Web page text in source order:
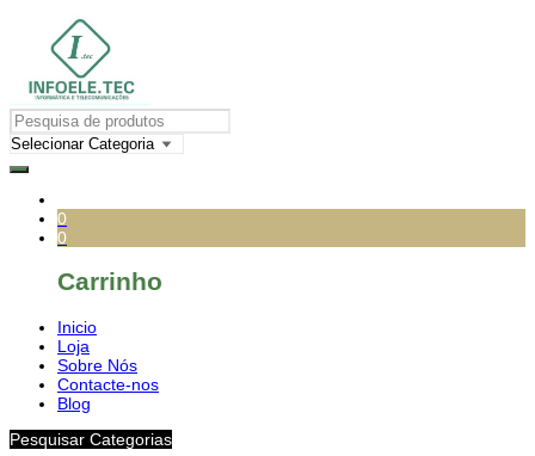
0
0
Carrinho
Inicio
Loja
Sobre Nós
Contacte-nos
Blog
Pesquisar Categorias